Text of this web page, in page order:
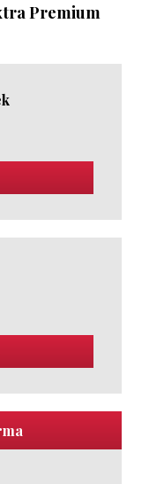
Premium